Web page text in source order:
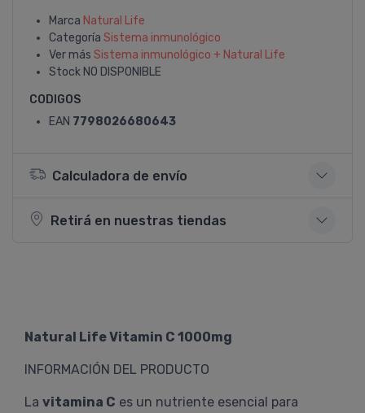
Marca Natural Life
Categoría Sistema inmunológico
Ver más Sistema inmunológico + Natural Life
Stock NO DISPONIBLE
CODIGOS
EAN 7798026680643
Calculadora de envío
Retirá en nuestras tiendas
Natural Life Vitamin C 1000mg
INFORMACIÓN DEL PRODUCTO
La vitamina C es un nutriente esencial para